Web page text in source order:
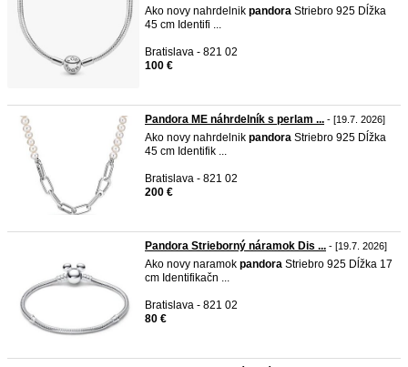
Ako novy nahrdelnik pandora Striebro 925 Dĺžka
45 cm Identifi ...
Bratislava - 821 02
100 €
Pandora ME náhrdelník s perlam ... - [19.7. 2026]
Ako novy nahrdelnik pandora Striebro 925 Dĺžka
45 cm Identifik ...
Bratislava - 821 02
200 €
Pandora Strieborný náramok Dis ... - [19.7. 2026]
Ako novy naramok pandora Striebro 925 Dĺžka 17
cm Identifikačn ...
Bratislava - 821 02
80 €